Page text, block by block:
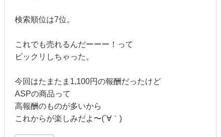
検索順位は7位。
これでも売れるんだーーー！って
ビックリしちゃった。
今回はたまたま1,100円の報酬だったけど
ASPの商品って
高報酬のものが多いから
これからが楽しみだよ〜(´∀｀)